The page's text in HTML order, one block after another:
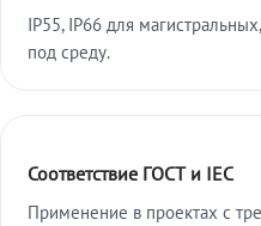
IP55, IP66 для
под среду.
Соответствие ГОСТ и IEC
Применение в проектах с